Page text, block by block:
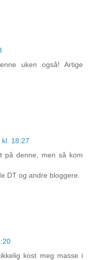
uken også! Artige
18:27
på denne, men så kom
DT og andre bloggere.
kost meg masse i